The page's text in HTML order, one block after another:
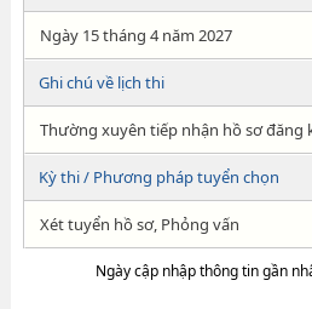
Ngày 15 tháng 4 năm 2027
Ghi chú về lịch thi
Thường xuyên tiếp nhận hồ sơ đăng
Kỳ thi / Phương pháp tuyển chọn
Xét tuyển hồ sơ, Phỏng vấn
Ngày cập nhập thông tin gần